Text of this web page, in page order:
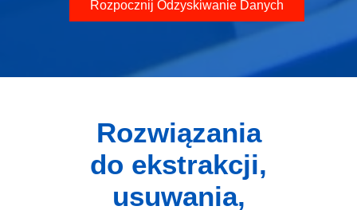
Rozpocznij Odzyskiwanie Danych
Rozwiązania
do ekstrakcji,
usuwania,